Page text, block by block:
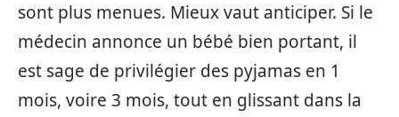
sont plus menues. Mieux vaut anticiper. Si le
médecin annonce un bébé bien portant, il
est sage de privilégier des pyjamas en 1
mois, voire 3 mois, tout en glissant dans la